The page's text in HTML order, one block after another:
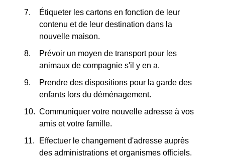
Étiqueter les cartons en fonction de leur
contenu et de leur destination dans la
nouvelle maison.
Prévoir un moyen de transport pour les
animaux de compagnie s'il y en a.
Prendre des dispositions pour la garde des
enfants lors du déménagement.
Communiquer votre nouvelle adresse à vos
amis et votre famille.
Effectuer le changement d'adresse auprès
des administrations et organismes officiels.